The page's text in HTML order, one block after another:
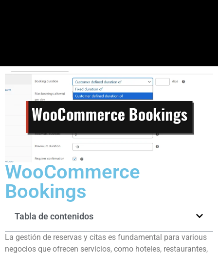
WooCommerce
Bookings
Tabla de contenidos
La gestión de reservas y citas es fundamental para various
negocios que ofrecen servicios, como hoteles, restaurantes,